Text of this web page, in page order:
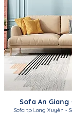
Sofa An Giang
Sofa tp Long Xuyên -